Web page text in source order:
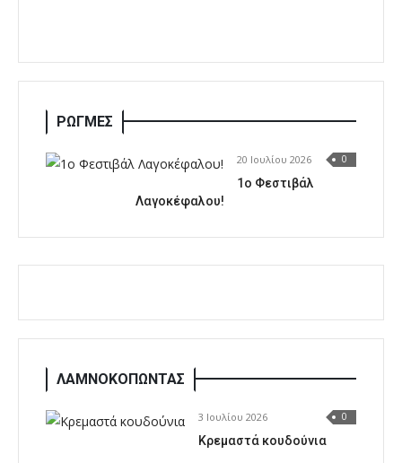
ΡΩΓΜΕΣ
20 Ιουλίου 2026 0
1o Φεστιβάλ
Λαγοκέφαλου!
ΛΑΜΝΟΚΟΠΩΝΤΑΣ
3 Ιουλίου 2026 0
Κρεμαστά κουδούνια